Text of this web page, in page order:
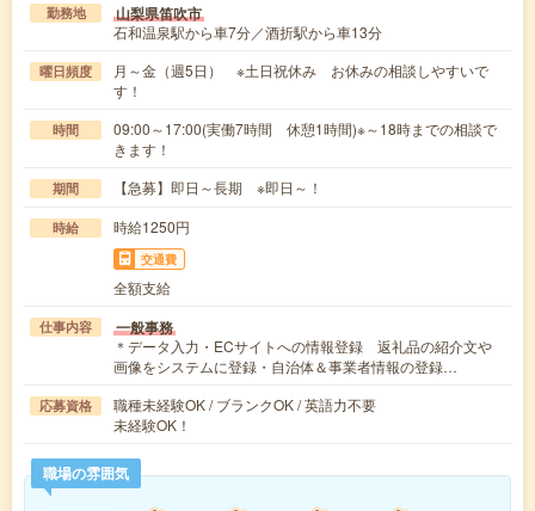
勤務地 山梨県笛吹市
石和温泉駅から車7分／酒折駅から車13分
曜日頻度
月～金（週5日） ※土日祝休み お休みの相談しやすいで
す！
時間
09:00～17:00(実働7時間 休憩1時間)※～18時までの相談で
きます！
期間 【急募】即日～長期 ※即日～！
時給 時給1250円
交通費
全額支給
仕事内容 一般事務
＊データ入力・ECサイトへの情報登録 返礼品の紹介文や
画像をシステムに登録・自治体＆事業者情報の登録…
応募資格
職種未経験OK / ブランクOK / 英語力不要
未経験OK！
職場の雰囲気